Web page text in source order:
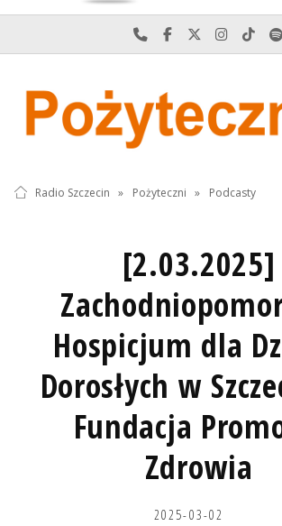
Najlepiej po prostu do
Odwiedź nas na
Odwiedź nas
Radio Szczecin » Pożyteczni » Podcasty
[2.03.2025]
Hospicjum dla
Dorosłych w
Fundacja
Zdrowia
2025-03-02